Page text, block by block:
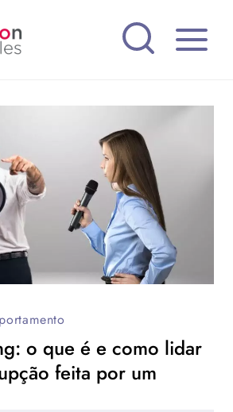
o que é e como lidar
feita por um